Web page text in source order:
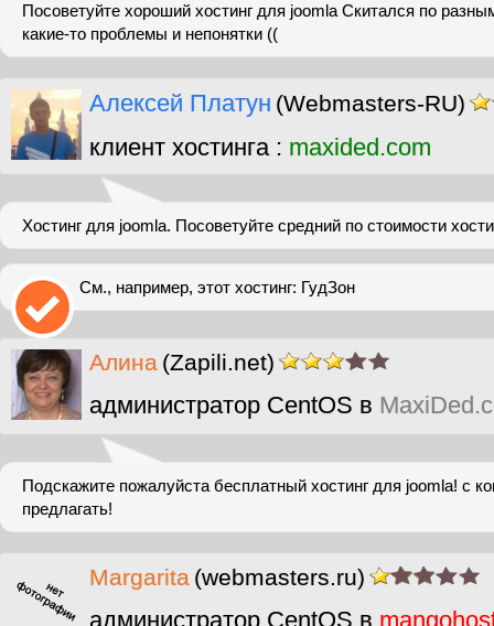
Посоветуйте хороший хостинг для joomla Скитался по
какие-то проблемы и непонятки ((
Алексей Платун (Webmasters-RU)
клиент хостинга : maxided.com
Хостинг для joomla. Посоветуйте средний по стоимости
См., например, этот хостинг: ГудЗон
Алина (Zapili.net)
администратор CentOS в
Подскажите пожалуйста бесплатный хостинг для joomla! с
предлагать!
Margarita (webmasters.ru)
администратор CentOS в